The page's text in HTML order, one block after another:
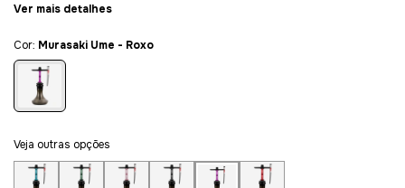
Ver mais detalhes
Cor: Murasaki Ume - Roxo
Veja outras opções